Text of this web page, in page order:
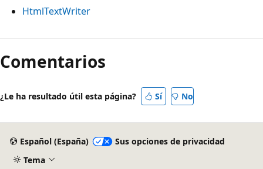
HtmlTextWriter
Comentarios
¿Le ha resultado útil esta página? Sí No
Español (España)
Sus opciones de privacidad
Tema